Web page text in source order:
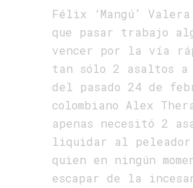
Félix ‘Mangú’
que pasar trabajo
vencer por la vía
tan sólo 2 asaltos
del pasado 24 de
colombiano Alex
apenas necesitó 2
liquidar al peleador
quien en ningún
escapar de la